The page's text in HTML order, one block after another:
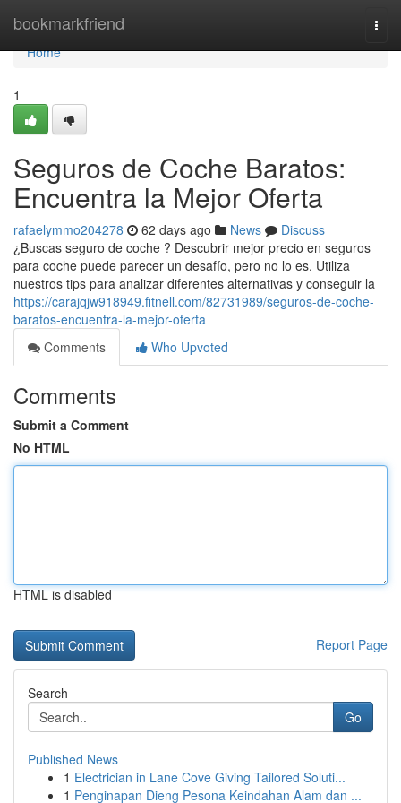
bookmarkfriend
Home
Home
1
Seguros de Coche Baratos:
Encuentra la Mejor Oferta
rafaelymmo204278 62 days ago News
Discuss
¿Buscas seguro de coche ? Descubrir mejor precio en seguros
para coche puede parecer un desafío, pero no lo es. Utiliza
nuestros tips para analizar diferentes alternativas y conseguir la
https://carajqjw918949.fitnell.com/82731989/seguros-de-coche-
baratos-encuentra-la-mejor-oferta
Comments
Who Upvoted
Comments
Submit a Comment
No HTML
HTML is disabled
Report Page
Search
Go
Published News
1 Electrician in Lane Cove Giving Tailored Soluti...
1 Penginapan Dieng Pesona Keindahan Alam dan ...